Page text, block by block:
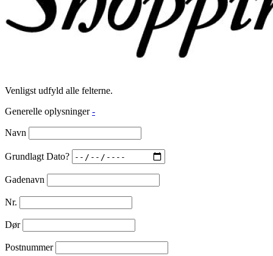
Venligst udfyld alle felterne.
Generelle oplysninger -
Navn
Grundlagt Dato?
Gadenavn
Nr.
Dør
Postnummer